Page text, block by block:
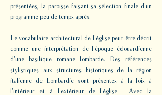
présentées, la paroisse faisant sa sélection finale d'un
programme peu de temps après.
Le vocabulaire architectural de l'église peut être décrit
comme une interprétation de l'époque édouardienne
d'une basilique romane lombarde. Des références
stylistiques aux structures historiques de la région
italienne de Lombardie sont présentes à la fois à
l'intérieur et à l'extérieur de l'église. Avec la